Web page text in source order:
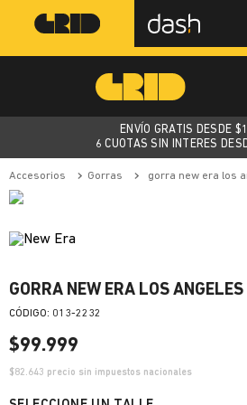
ENVÍO GRATIS DESDE $
6 CUOTAS SIN INTERES
accesorios gorras gorra new era los
GORRA NEW ERA LOS
: 013-2232
$99.999
$82.643 precio sin impuestos nacionales